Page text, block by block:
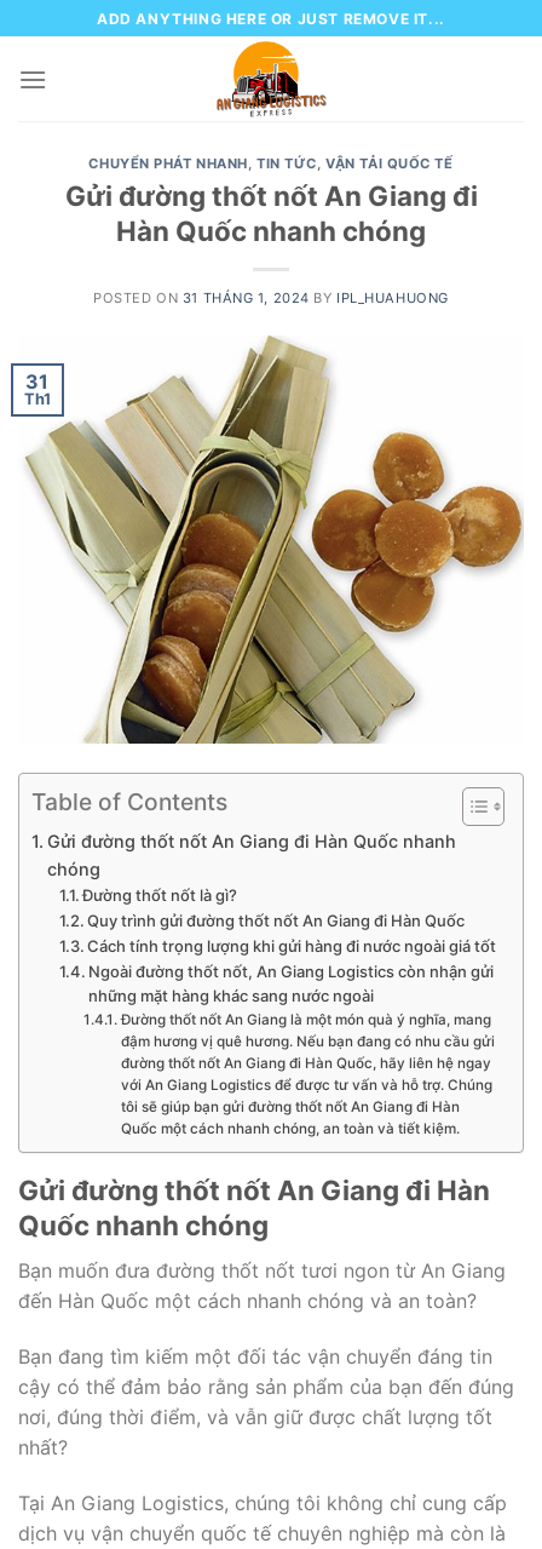
to
content
ADD ANYTHING HERE OR JUST REMOVE IT...
CHUYỂN PHÁT NHANH,TIN TỨC,VẬN TẢI QUỐC TẾ
Gửi đường thốt nốt An Giang đi
Hàn Quốc nhanh chóng
POSTED ON 31 THÁNG 1, 2024 BY IPL_HUAHUONG
31
Th1
Table of Contents
Gửi đường thốt nốt An Giang đi Hàn Quốc nhanh
chóng
Đường thốt nốt là gì?
Quy trình gửi đường thốt nốt An Giang đi Hàn Quốc
Cách tính trọng lượng khi gửi hàng đi nước ngoài giá tốt
Ngoài đường thốt nốt, An Giang Logistics còn nhận gửi
những mặt hàng khác sang nước ngoài
Đường thốt nốt An Giang là một món quà ý nghĩa, mang
đậm hương vị quê hương. Nếu bạn đang có nhu cầu gửi
đường thốt nốt An Giang đi Hàn Quốc, hãy liên hệ ngay
với An Giang Logistics để được tư vấn và hỗ trợ. Chúng
tôi sẽ giúp bạn gửi đường thốt nốt An Giang đi Hàn
Quốc một cách nhanh chóng, an toàn và tiết kiệm.
Gửi đường thốt nốt An Giang đi Hàn
Quốc nhanh chóng
Bạn muốn đưa đường thốt nốt tươi ngon từ An Giang
đến Hàn Quốc một cách nhanh chóng và an toàn?
Bạn đang tìm kiếm một đối tác vận chuyển đáng tin
cậy có thể đảm bảo rằng sản phẩm của bạn đến đúng
nơi, đúng thời điểm, và vẫn giữ được chất lượng tốt
nhất?
Tại An Giang Logistics, chúng tôi không chỉ cung cấp
dịch vụ vận chuyển quốc tế chuyên nghiệp mà còn là